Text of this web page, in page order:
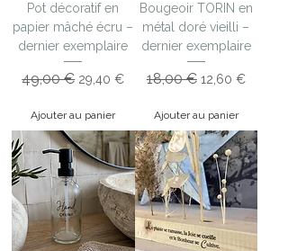
Pot décoratif en
papier mâché écru –
dernier exemplaire
Prix original
49,00 € Prix promotionnel
29,40 €
Ajouter au panier
Bougeoir TORIN en
métal doré vieilli –
dernier exemplaire
Prix original
18,00 € Prix
12,60 €
Ajouter au panier